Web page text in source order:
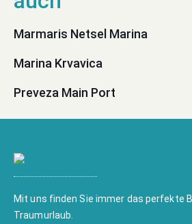
Marmaris Netsel Marina
Marina Krvavica
Preveza Main Port
Mit uns finden Sie immer das perfekte
Traumurlaub.